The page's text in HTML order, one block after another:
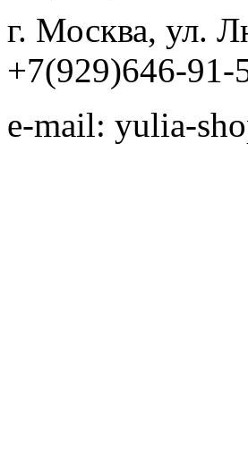
г. Москва, ул.
+7(929)646-91-
e-mail: yulia-